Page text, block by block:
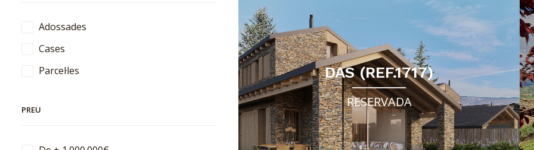
Adossades
Cases
Parcel·les
PREU
DAS (REF.1717)
RESERVADA